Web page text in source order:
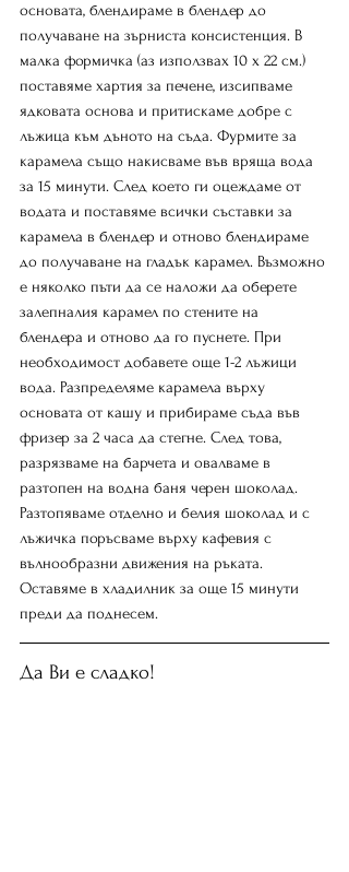
основата, блендираме в блендер до
получаване на зърниста консистенция. В
малка формичка (аз използвах 10 х 22 см.)
поставяме хартия за печене, изсипваме
ядковата основа и притискаме добре с
лъжица към дъното на съда. Фурмите за
карамела също накисваме във вряща вода
за 15 минути. След което ги оцеждаме от
водата и поставяме всички съставки за
карамела в блендер и отново блендираме
до получаване на гладък карамел. Възможно
е няколко пъти да се наложи да оберете
залепналия карамел по стените на
блендера и отново да го пуснете. При
необходимост добавете още 1-2 лъжици
вода. Разпределяме карамела върху
основата от кашу и прибираме съда във
фризер за 2 часа да стегне. След това,
разрязваме на барчета и овалваме в
разтопен на водна баня черен шоколад.
Разтопяваме отделно и белия шоколад и с
лъжичка поръсваме върху кафевия с
вълнообразни движения на ръката.
Оставяме в хладилник за още 15 минути
преди да поднесем.
Да Ви е сладко!